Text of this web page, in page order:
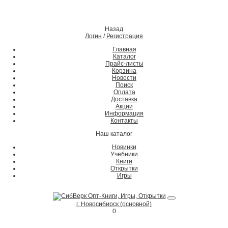
Назад
Логин / Регистрация
Главная
Каталог
Прайс-листы
Корзина
Новости
Поиск
Оплата
Доставка
Акции
Информация
Контакты
Наш каталог
Новинки
Учебники
Книги
Открытки
Игры
г. Новосибирск (основной)
0